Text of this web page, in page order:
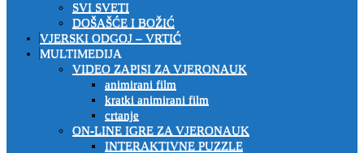
SVI SVETI
DOŠAŠĆE I BOŽIĆ
VJERSKI ODGOJ – VRTIĆ
MULTIMEDIJA
VIDEO ZAPISI ZA VJERONAUK
animirani film
kratki animirani film
crtanje
ON-LINE IGRE ZA VJERONAUK
INTERAKTIVNE PUZZLE